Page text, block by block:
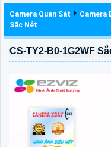
Camera Quan Sát Camera
Sắc Nét
CS-TY2-B0-1G2WF